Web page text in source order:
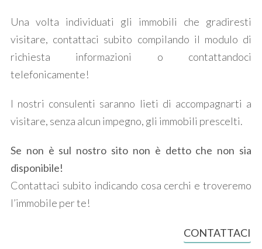
Una volta individuati gli immobili che gradiresti
visitare, contattaci subito compilando il modulo di
richiesta informazioni o contattandoci
telefonicamente!
I nostri consulenti saranno lieti di accompagnarti a
visitare, senza alcun impegno, gli immobili prescelti.
Se non è sul nostro sito non è detto che non sia
disponibile!
Contattaci subito indicando cosa cerchi e troveremo
l’immobile per te!
CONTATTACI
minimi
Qualsiasi